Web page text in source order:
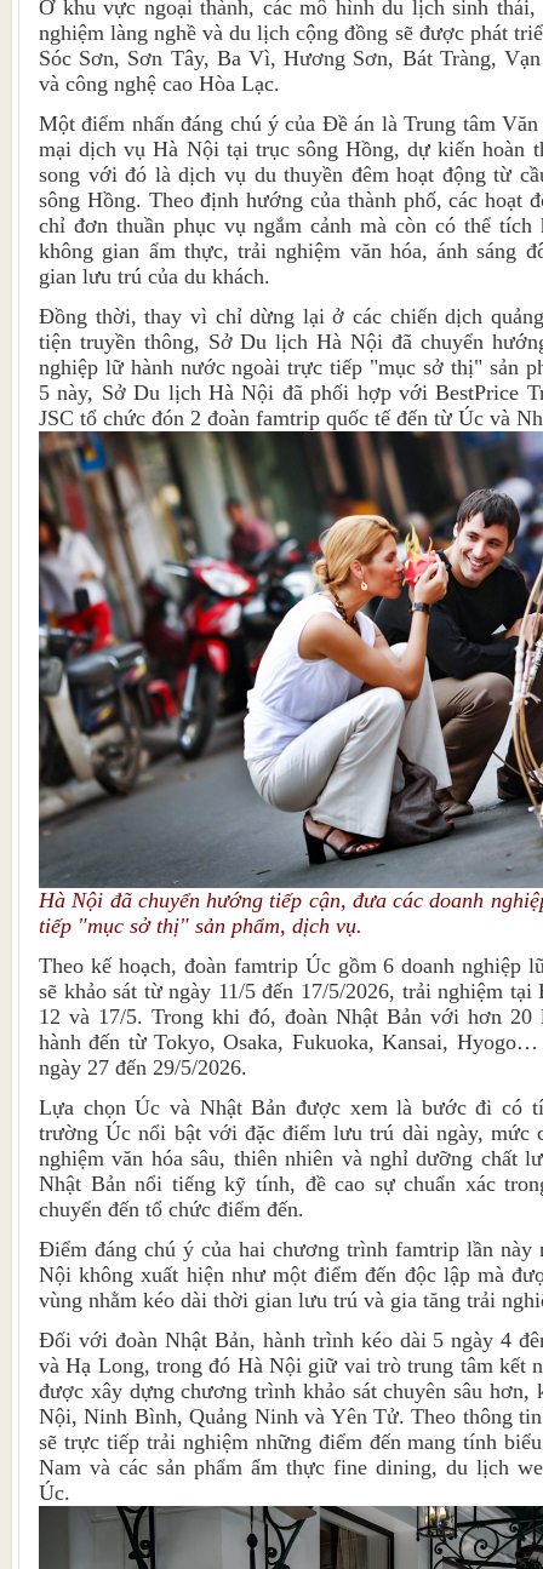
Ở khu vực ngoại thành, các mô hình du lịch sinh
nghiệm làng nghề và du lịch cộng đồng sẽ được phát
Sóc Sơn, Sơn Tây, Ba Vì, Hương Sơn, Bát Tràng,
và công nghệ cao Hòa Lạc.
Một điểm nhấn đáng chú ý của Đề án là Trung tâm
mại dịch vụ Hà Nội tại trục sông Hồng, dự kiến hoàn
song với đó là dịch vụ du thuyền đêm hoạt động từ
sông Hồng. Theo định hướng của thành phố, các hoạt
chỉ đơn thuần phục vụ ngắm cảnh mà còn có thể tích
không gian ẩm thực, trải nghiệm văn hóa, ánh sáng
gian lưu trú của du khách.
Đồng thời, thay vì chỉ dừng lại ở các chiến dịch
tiện truyền thông, Sở Du lịch Hà Nội đã chuyển
nghiệp lữ hành nước ngoài trực tiếp "mục sở thị" sản
5 này, Sở Du lịch Hà Nội đã phối hợp với BestPrice
JSC tổ chức đón 2 đoàn famtrip quốc tế đến từ Úc và
Hà Nội đã chuyển hướng tiếp cận, đưa các doanh
tiếp "mục sở thị" sản phẩm, dịch vụ.
Theo kế hoạch, đoàn famtrip Úc gồm 6 doanh nghiệp
sẽ khảo sát từ ngày 11/5 đến 17/5/2026, trải nghiệm
12 và 17/5. Trong khi đó, đoàn Nhật Bản với hơn 20
hành đến từ Tokyo, Osaka, Fukuoka, Kansai,
ngày 27 đến 29/5/2026.
Lựa chọn Úc và Nhật Bản được xem là bước đi có
trường Úc nổi bật với đặc điểm lưu trú dài ngày, mức
nghiệm văn hóa sâu, thiên nhiên và nghỉ dưỡng chất
Nhật Bản nổi tiếng kỹ tính, đề cao sự chuẩn xác
chuyển đến tổ chức điểm đến.
Điểm đáng chú ý của hai chương trình famtrip lần
Nội không xuất hiện như một điểm đến độc lập mà
vùng nhằm kéo dài thời gian lưu trú và gia tăng trải
Đối với đoàn Nhật Bản, hành trình kéo dài 5 ngày 4
và Hạ Long, trong đó Hà Nội giữ vai trò trung tâm kết
được xây dựng chương trình khảo sát chuyên sâu hơn,
Nội, Ninh Bình, Quảng Ninh và Yên Tử. Theo thông
sẽ trực tiếp trải nghiệm những điểm đến mang tính
Nam và các sản phẩm ẩm thực fine dining, du lịch
Úc.